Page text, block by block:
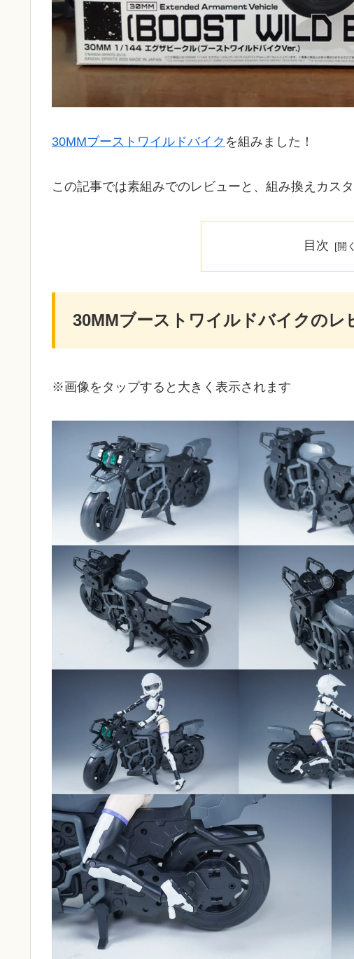
30MMブーストワイルドバイク を組みました！
この記事では素組みでのレビューと、組み換えカス
目次
30MMブーストワイルドバイクのレ
※画像をタップすると大きく表示されます